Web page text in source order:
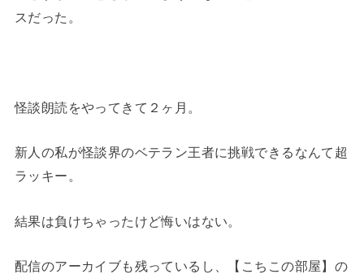
スだった。
怪談朗読をやってきて２ヶ月。
新人の私が怪談界のベテラン王者に挑戦できるなんて超
ラッキー。
結果は負けちゃったけど悔いはない。
配信のアーカイブも残っているし、【こちこの部屋】の